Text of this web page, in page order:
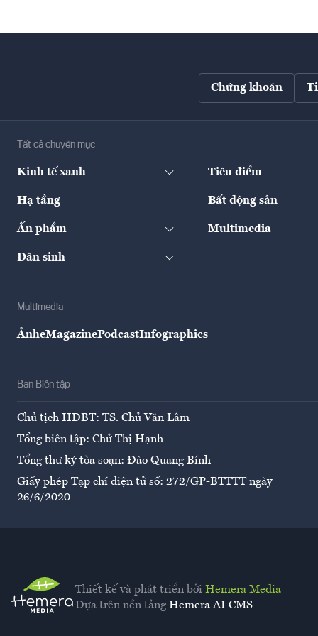
Chứng khoán
Tất cả chuyên mục
Kinh tế xanh Tiêu điểm
Hạ tầng Bất động sản
Ấn phẩm Multimedia
Dân sinh
Multimedia
ẢnheMagazinePodcastInfographics
Ban Biên tập
Chủ tịch HĐBT: TS. Chử Văn Lâm
Tổng biên tập: Chử Thị Hạnh
Tổng thư ký tòa soạn: Đào Quang Bính
Giấy phép Tạp chí điện tử số: 272/GP-BTTTT ngày
26/6/2020
Thiết kế và phát triển bởi Hemera Media
Dựa trên nền tảng Hemera AI CMS